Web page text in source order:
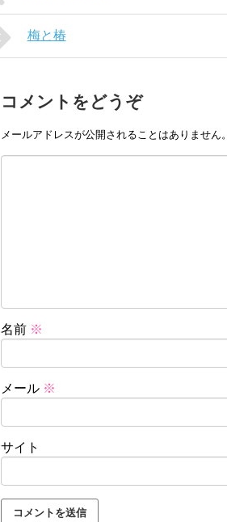
梅と椿
コメントをどうぞ
メールアドレスが公開されることはありません。
名前 ※
メール ※
サイト